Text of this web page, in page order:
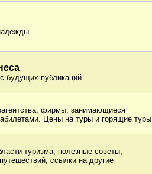
будущих публикаций.
фирмы, занимающиеся
Цены на туры и горящие туры
туризма, полезные советы,
ссылки на другие